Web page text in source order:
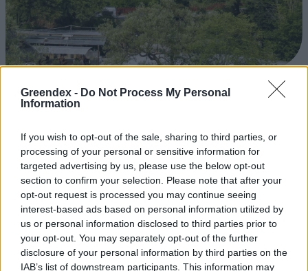
Greendex - Do Not Process My Personal
Information
If you wish to opt-out of the sale, sharing to third parties, or
processing of your personal or sensitive information for
targeted advertising by us, please use the below opt-out
section to confirm your selection. Please note that after your
opt-out request is processed you may continue seeing
interest-based ads based on personal information utilized by
us or personal information disclosed to third parties prior to
your opt-out. You may separately opt-out of the further
disclosure of your personal information by third parties on the
IAB’s list of downstream participants. This information may
Szöllősi Gáborral, a Gardenfutura ügyvezetőjével beszélgettünk.
Történelmi aszály sújtja Nagy-
Britanniát is
SZEMLE
Elképesztő felvétel mutatja meg,
mekkora a különbség az áradó és a
kiszáradó Duna között